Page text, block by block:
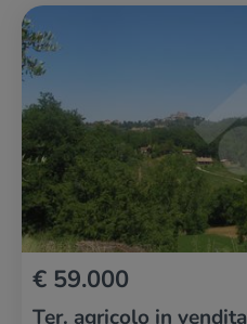
€ 59.000
Ter. agricolo in vendita